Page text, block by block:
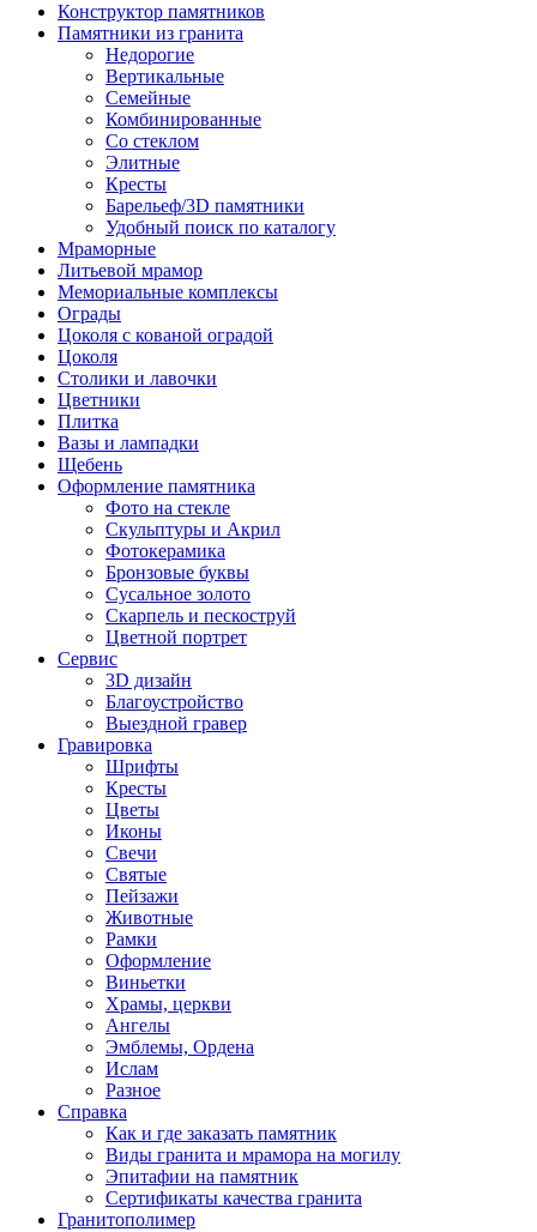
Конструктор памятников
Памятники из гранита
Недорогие
Вертикальные
Семейные
Комбинированные
Со стеклом
Элитные
Кресты
Барельеф/3D памятники
Удобный поиск по каталогу
Мраморные
Литьевой мрамор
Мемориальные комплексы
Ограды
Цоколя с кованой оградой
Цоколя
Столики и лавочки
Цветники
Плитка
Вазы и лампадки
Щебень
Оформление памятника
Фото на стекле
Скульптуры и Акрил
Фотокерамика
Бронзовые буквы
Сусальное золото
Скарпель и пескоструй
Цветной портрет
Сервис
3D дизайн
Благоустройство
Выездной гравер
Гравировка
Шрифты
Кресты
Цветы
Иконы
Свечи
Святые
Пейзажи
Животные
Рамки
Оформление
Виньетки
Храмы, церкви
Ангелы
Эмблемы, Ордена
Ислам
Разное
Справка
Как и где заказать памятник
Виды гранита и мрамора на могилу
Эпитафии на памятник
Сертификаты качества гранита
Гранитополимер